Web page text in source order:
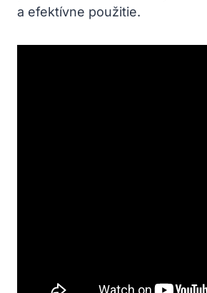
a efektívne použitie.